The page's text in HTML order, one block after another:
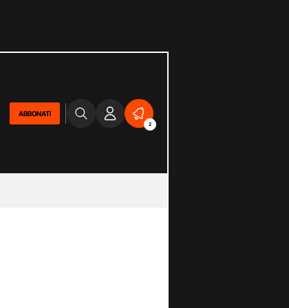
ABBONATI
2